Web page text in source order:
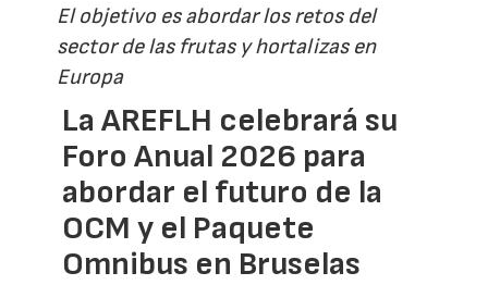
El objetivo es abordar los retos del
sector de las frutas y hortalizas en
Europa
La AREFLH celebrará su
Foro Anual 2026 para
abordar el futuro de la
OCM y el Paquete
Omnibus en Bruselas